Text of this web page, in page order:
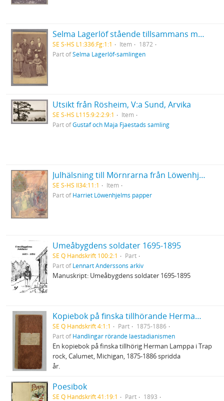
Selma Lagerlöf stående tillsammans med sin mor och sina syskon
SE S-HS L1:336:Fg:1:1 Item
1872
Part ofSelma Lagerlöf-samlingen
Utsikt från Rösheim, V:a Sund, Arvika
SE S-HS L115:9:2:2:9:1
Item
Part ofGustaf och Maja Fjaestads samling
Julhälsning till Mörnrarna från Löwenhjelmarna
SE S-HS Il34:11:1
Item
Part ofHarriet Löwenhjelms papper
Umeåbygdens soldater 1695-1895
SE Q Handskrift 100:2:1
Part
Part ofLennart Anderssons arkiv
Manuskript: Umeåbygdens soldater 1695-1895
Kopiebok på finska tillhörande Herman Lamppa
SE Q Handskrift 4:1:1 Part
1875-1886
Part ofHandlingar rörande laestadianismen
En kopiebok på finska tillhörig Herman Lamppa i Trap
rock, Calumet, Michigan, 1875-1886 spridda
år.
Poesibok
SE Q Handskrift 41:19:1 Part
1893